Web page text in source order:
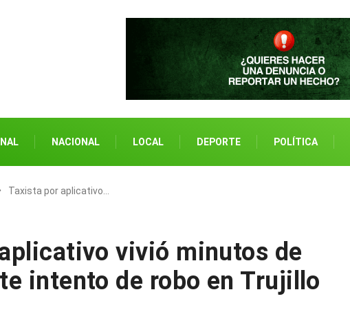
NACIONAL LOCAL DEPORTE POLÍTICA
Taxista por aplicativo…
vivió minutos de
intento de robo en Trujillo